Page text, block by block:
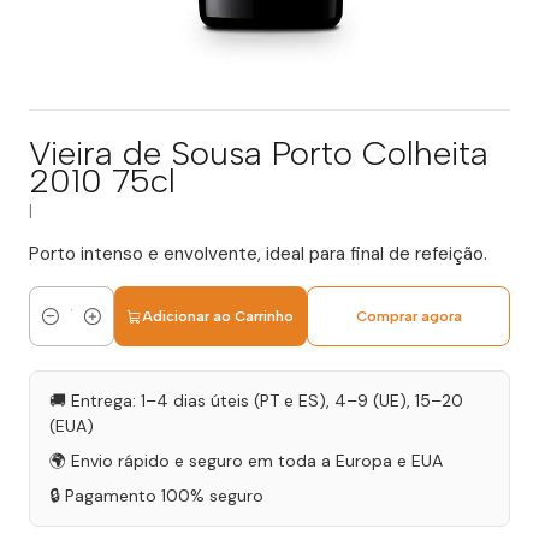
Vieira de Sousa Porto Colheita
2010 75cl
Porto intenso e envolvente, ideal para final de refeição.
Quantidade
Adicionar ao Carrinho Comprar agora
🚚 Entrega: 1–4 dias úteis (PT e ES), 4–9 (UE), 15–20
(EUA)
🌍 Envio rápido e seguro em toda a Europa e EUA
🔒 Pagamento 100% seguro